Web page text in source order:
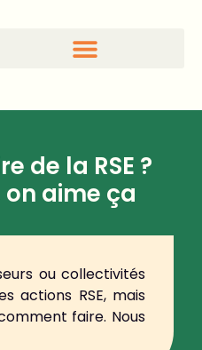
de la RSE ?
on aime ça
ou collectivités
actions RSE, mais
faire. Nous